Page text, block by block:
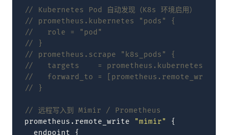
// Kubernetes Pod 自动发现（K8s 环境启用）
// prometheus.kubernetes "pods" {
//   role = "pod"
// }
// prometheus.scrape "k8s_pods" {
//   targets    =
//   forward_to =
// }
// 远程写入到 Mimir / Prometheus
prometheus.remote_write
"mimir"
{
endpoint
{